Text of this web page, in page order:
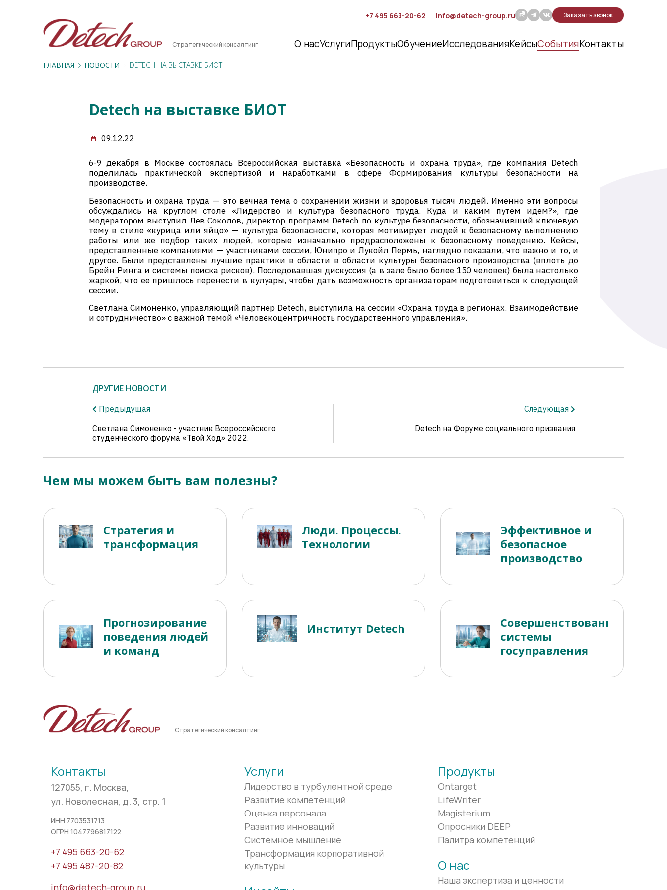
Стратегический консалтинг
+7 495 663-20-62 info@detech-group.ru Заказать звонок
О насУслугиПродуктыОбучениеИсследованияКейсыСобытияКонтакты
ГЛАВНАЯ НОВОСТИ DETECH НА ВЫСТАВКЕ БИОТ
Detech на выставке БИОТ
09.12.22
6-9 декабря в Москве состоялась Всероссийская выставка «Безопасность и охрана труда», где компания Detech
поделилась практической экспертизой и наработками в сфере Формирования культуры безопасности на
производстве.
Безопасность и охрана труда — это вечная тема о сохранении жизни и здоровья тысяч людей. Именно эти вопросы
обсуждались на круглом столе «Лидерство и культура безопасного труда. Куда и каким путем идем?», где
модератором выступил Лев Соколов, директор программ Detech по культуре безопасности, обозначивший ключевую
тему в стиле «курица или яйцо» — культура безопасности, которая мотивирует людей к безопасному выполнению
работы или же подбор таких людей, которые изначально предрасположены к безопасному поведению. Кейсы,
представленные компаниями — участниками сессии, Юнипро и Лукойл Пермь, наглядно показали, что важно и то, и
другое. Были представлены лучшие практики в области в области культуры безопасного производства (вплоть до
Брейн Ринга и системы поиска рисков). Последовавшая дискуссия (а в зале было более 150 человек) была настолько
жаркой, что ее пришлось перенести в кулуары, чтобы дать возможность организаторам подготовиться к следующей
сессии.
Светлана Симоненко, управляющий партнер Detech, выступила на сессии «Охрана труда в регионах. Взаимодействие
и сотрудничество» с важной темой «Человекоцентричность государственного управления».
ДРУГИЕ НОВОСТИ
Предыдущая
Светлана Симоненко - участник Всероссийского
студенческого форума «Твой Ход» 2022.
Следующая
Detech на Форуме социального призвания
Чем мы можем быть вам полезны?
Стратегия и
трансформация
Люди. Процессы.
Технологии
Эффективное и
безопасное
производство
Прогнозирование
поведения людей
и команд
Институт Detech
Совершенствование
системы
госуправления
Стратегический консалтинг
Контакты
127055, г. Москва,
ул. Новолесная, д. 3, стр. 1
ИНН 7703531713
ОГРН 1047796817122
+7 495 663-20-62
+7 495 487-20-82
info@detech-group.ru
Услуги
Лидерство в турбулентной среде
Развитие компетенций
Оценка персонала
Развитие инноваций
Системное мышление
Трансформация корпоративной
культуры
Продукты
Ontarget
LifeWriter
Magisterium
Опросники DEEP
Палитра компетенций
О нас
Наша экспертиза и ценности